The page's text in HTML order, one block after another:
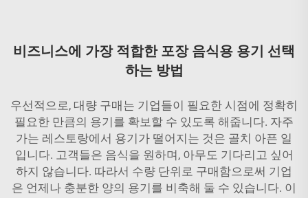
비즈니스에 가장 적합한 포장 음식용 용기 선택
하는 방법
우선적으로, 대량 구매는 기업들이 필요한 시점에 정확히
필요한 만큼의 용기를 확보할 수 있도록 해줍니다. 자주
가는 레스토랑에서 용기가 떨어지는 것은 골치 아픈 일
입니다. 고객들은 음식을 원하며, 아무도 기다리고 싶어
하지 않습니다. 따라서 수량 단위로 구매함으로써 기업
은 언제나 충분한 양의 용기를 비축해 둘 수 있습니다. 이